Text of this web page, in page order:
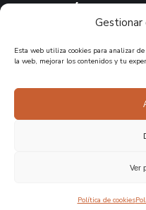
Esta web utiliza cookies para analizar
la web, mejorar los contenidos y tu
Ver
Política de cookies
BANDO MÓVIL
cualquier ayuntamiento de